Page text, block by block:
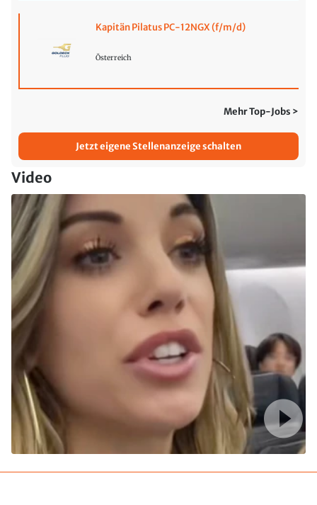
Kapitän Pilatus PC-12NGX (f/m/d)
Österreich
Mehr Top-Jobs >
Jetzt eigene Stellenanzeige schalten
Video